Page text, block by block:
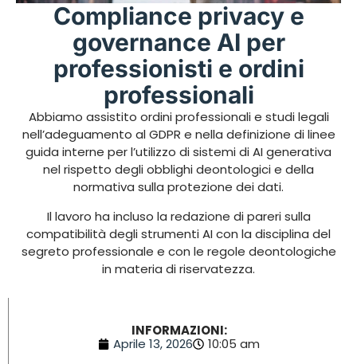
Compliance privacy e
governance AI per
professionisti e ordini
professionali
Abbiamo assistito ordini professionali e studi legali
nell’adeguamento al GDPR e nella definizione di linee
guida interne per l’utilizzo di sistemi di AI generativa
nel rispetto degli obblighi deontologici e della
normativa sulla protezione dei dati.
Il lavoro ha incluso la redazione di pareri sulla
compatibilità degli strumenti AI con la disciplina del
segreto professionale e con le regole deontologiche
in materia di riservatezza.
INFORMAZIONI:
Aprile 13, 2026
10:05 am